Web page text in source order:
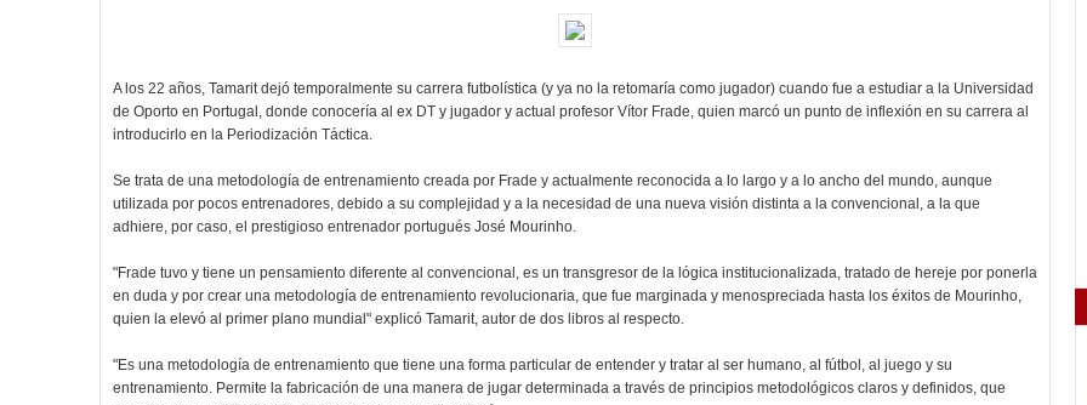
A los 22 años, Tamarit dejó temporalmente su carrera futbolística (y ya no la retomaría como jugador) cuando fue a estudiar a la Universidad
de Oporto en Portugal, donde conocería al ex DT y jugador y actual profesor Vítor Frade, quien marcó un punto de inflexión en su carrera al
introducirlo en la Periodización Táctica.
Se trata de una metodología de entrenamiento creada por Frade y actualmente reconocida a lo largo y a lo ancho del mundo, aunque
utilizada por pocos entrenadores, debido a su complejidad y a la necesidad de una nueva visión distinta a la convencional, a la que
adhiere, por caso, el prestigioso entrenador portugués José Mourinho.
"Frade tuvo y tiene un pensamiento diferente al convencional, es un transgresor de la lógica institucionalizada, tratado de hereje por ponerla
en duda y por crear una metodología de entrenamiento revolucionaria, que fue marginada y menospreciada hasta los éxitos de Mourinho,
quien la elevó al primer plano mundial" explicó Tamarit, autor de dos libros al respecto.
"Es una metodología de entrenamiento que tiene una forma particular de entender y tratar al ser humano, al fútbol, al juego y su
entrenamiento. Permite la fabricación de una manera de jugar determinada a través de principios metodológicos claros y definidos, que